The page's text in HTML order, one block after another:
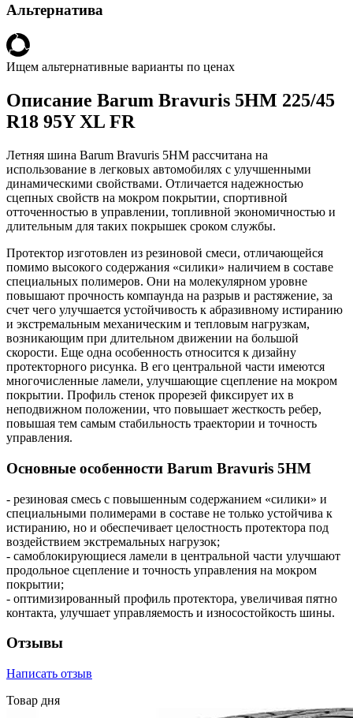
Альтернатива
Ищем альтернативные варианты по ценах
Описание Barum Bravuris 5HM 225/45
R18 95Y XL FR
Летняя шина Barum Bravuris 5HM рассчитана на
использование в легковых автомобилях с улучшенными
динамическими свойствами. Отличается надежностью
сцепных свойств на мокром покрытии, спортивной
отточенностью в управлении, топливной экономичностью и
длительным для таких покрышек сроком службы.
Протектор изготовлен из резиновой смеси, отличающейся
помимо высокого содержания «силики» наличием в составе
специальных полимеров. Они на молекулярном уровне
повышают прочность компаунда на разрыв и растяжение, за
счет чего улучшается устойчивость к абразивному истиранию
и экстремальным механическим и тепловым нагрузкам,
возникающим при длительном движении на большой
скорости. Еще одна особенность относится к дизайну
протекторного рисунка. В его центральной части имеются
многочисленные ламели, улучшающие сцепление на мокром
покрытии. Профиль стенок прорезей фиксирует их в
неподвижном положении, что повышает жесткость ребер,
повышая тем самым стабильность траектории и точность
управления.
Основные особенности Barum Bravuris 5HM
- резиновая смесь с повышенным содержанием «силики» и
специальными полимерами в составе не только устойчива к
истиранию, но и обеспечивает целостность протектора под
воздействием экстремальных нагрузок;
- самоблокирующиеся ламели в центральной части улучшают
продольное сцепление и точность управления на мокром
покрытии;
- оптимизированный профиль протектора, увеличивая пятно
контакта, улучшает управляемость и износостойкость шины.
Отзывы
Написать отзыв
Товар дня